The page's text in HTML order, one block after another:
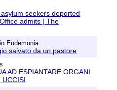
seekers deported
admits | The
Eudemonia
salvato da un pastore
AD ESPIANTARE ORGANI
UCCISI